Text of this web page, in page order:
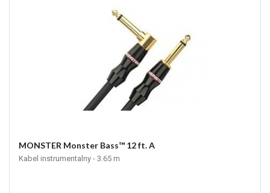
MONSTER Monster Bass™ 12 ft. A
Kabel instrumentalny - 3.65 m